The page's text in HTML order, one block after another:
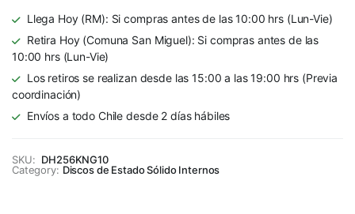
Llega Hoy (RM): Si compras antes de las 10:00 hrs (Lun-Vie)
Retira Hoy (Comuna San Miguel): Si compras antes de las
10:00 hrs (Lun-Vie)
Los retiros se realizan desde las 15:00 a las 19:00 hrs (Previa
coordinación)
Envíos a todo Chile desde 2 días hábiles
SKU: DH256KNG10
Category: Discos de Estado Sólido Internos